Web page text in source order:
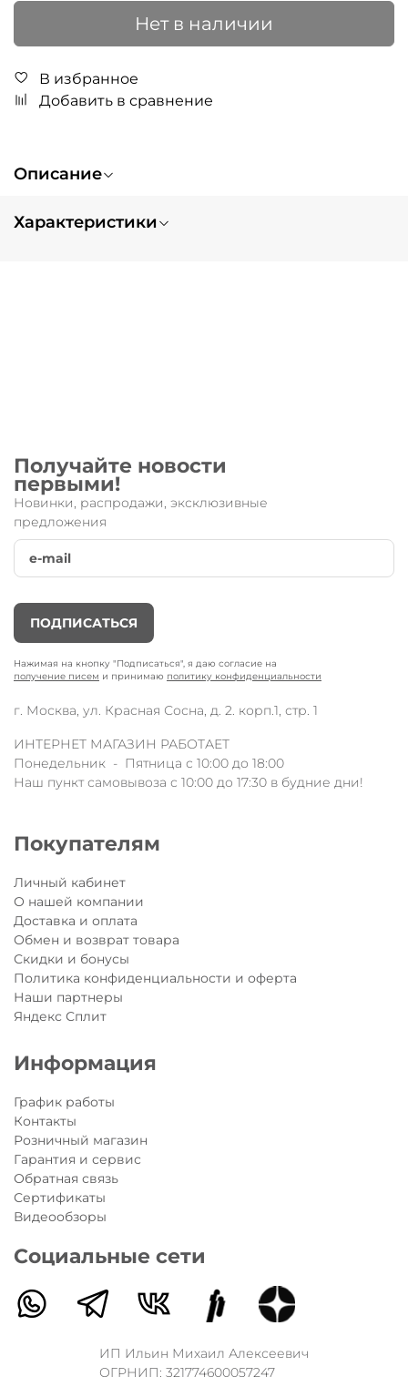
Нет в наличии
В избранное
Добавить в сравнение
Описание
Характеристики
Получайте новости
первыми!
Новинки, распродажи, эксклюзивные
предложения
ПОДПИСАТЬСЯ
Нажимая на кнопку "Подписаться", я даю согласие на
получение писем и принимаю политику конфиденциальности
г. Москва, ул. Красная Сосна, д. 2. корп.1, стр. 1
ИНТЕРНЕТ МАГАЗИН РАБОТАЕТ
Понедельник - Пятница с 10:00 до 18:00
Наш пункт самовывоза с 10:00 до 17:30 в будние дни!
Покупателям
Личный кабинет
О нашей компании
Доставка и оплата
Обмен и возврат товара
Скидки и бонусы
Политика конфиденциальности и оферта
Наши партнеры
Яндекс Сплит
Информация
График работы
Контакты
Розничный магазин
Гарантия и сервис
Обратная связь
Сертификаты
Видеообзоры
Социальные сети
ИП Ильин Михаил Алексеевич
ОГРНИП: 321774600057247